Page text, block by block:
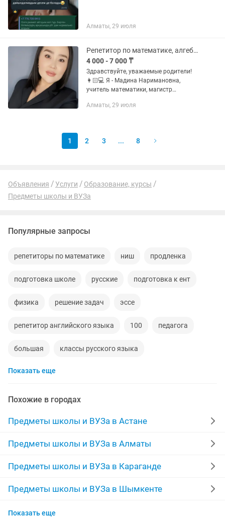
Алматы, 29 июля
Репетитор по математике, алгебре, геометрии
4 000 - 7 000 ₸
Здравствуйте, уважаемые родители!
👩🏻💻 Я - Мадина Наримановна,
учитель математики, магистр
учениками 1-11 классов на русском
Алматы, 29 июля
1 2 3 ... 8
Объявления Услуги
Образование, курсы
Предметы школы и ВУЗа
Популярные запросы
репетиторы по математике ниш продленка
подготовка школе русские подготовка к ент
физика решение задач эссе
репетитор английского языка 100 педагога
большая классы русского языка
английский индивидуально
учитель начальных классов прав
домашние задания курсовые русский казахский
предлагаю обучение русскому языку
помощь выполнении грамотность англ
русская литература
Показать еще
Похожие в городах
Предметы школы и ВУЗа в Астане
Предметы школы и ВУЗа в Алматы
Предметы школы и ВУЗа в Караганде
Предметы школы и ВУЗа в Шымкенте
Предметы школы и ВУЗа в Усть-Каменогорске
Показать еще